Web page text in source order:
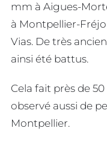
mm à Aigues-
à Montpellier-
Vias. De très
ainsi été battus.
Cela fait près de
observé aussi de
Montpellier.